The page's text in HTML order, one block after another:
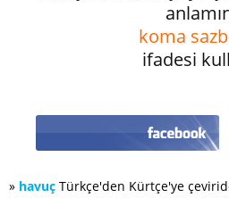
koma
ifadesi
» havuç Türkçe'den Kürtçe'ye